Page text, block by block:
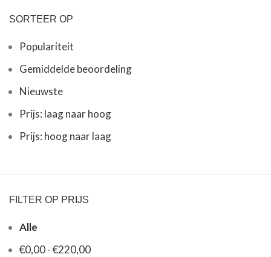
SORTEER OP
Populariteit
Gemiddelde beoordeling
Nieuwste
Prijs: laag naar hoog
Prijs: hoog naar laag
FILTER OP PRIJS
Alle
€0,00-€220,00